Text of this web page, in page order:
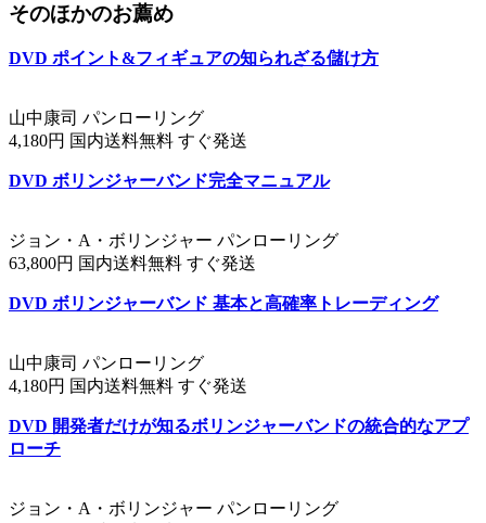
そのほかのお薦め
DVD ポイント&フィギュアの知られざる儲け方
山中康司 パンローリング
4,180円 国内送料無料 すぐ発送
DVD ボリンジャーバンド完全マニュアル
ジョン・A・ボリンジャー パンローリング
63,800円 国内送料無料 すぐ発送
DVD ボリンジャーバンド 基本と高確率トレーディング
山中康司 パンローリング
4,180円 国内送料無料 すぐ発送
DVD 開発者だけが知るボリンジャーバンドの統合的なアプ
ローチ
ジョン・A・ボリンジャー パンローリング